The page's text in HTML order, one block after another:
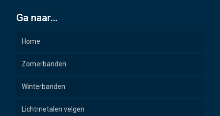
Ga naar…
Home
Zomerbanden
Winterbanden
Lichtmetalen velgen